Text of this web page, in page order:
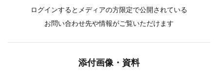
ログインするとメディアの方限定で公開されている
お問い合わせ先や情報がご覧いただけます
添付画像・資料